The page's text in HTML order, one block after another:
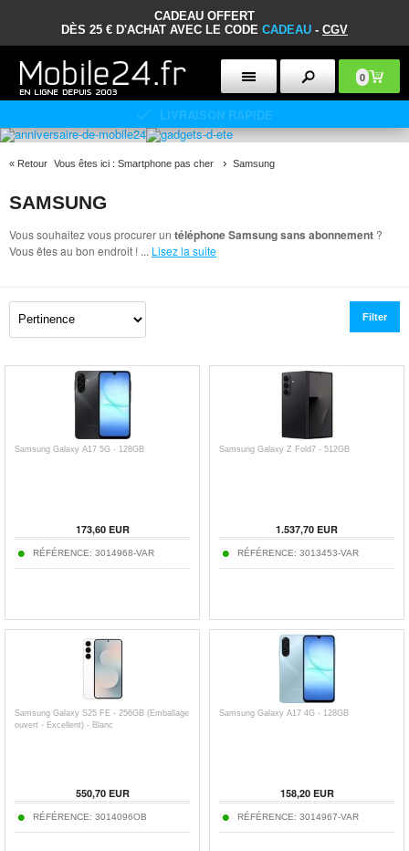
CADEAU OFFERT
DÈS 25 € D'ACHAT AVEC LE CODE CADEAU - CGV
0
POLITIQUE DE RETOUR DE 30 JOURS
« Retour Vous êtes ici : Smartphone pas cher Samsung
SAMSUNG
Vous souhaitez vous procurer un téléphone Samsung sans abonnement ?
Vous êtes au bon endroit ! ... Lisez la suite
Filter
Samsung Galaxy A17 5G - 128GB
173,60EUR
RÉFÉRENCE: 3014968-VAR
Samsung Galaxy Z Fold7 - 512GB
1.537,70 EUR
RÉFÉRENCE: 3013453-VAR
Samsung Galaxy S25 FE - 256GB (Emballage
ouvert - Excellent) - Blanc
550,70EUR
RÉFÉRENCE: 3014096OB
Samsung Galaxy A17 4G - 128GB
158,20EUR
RÉFÉRENCE: 3014967-VAR